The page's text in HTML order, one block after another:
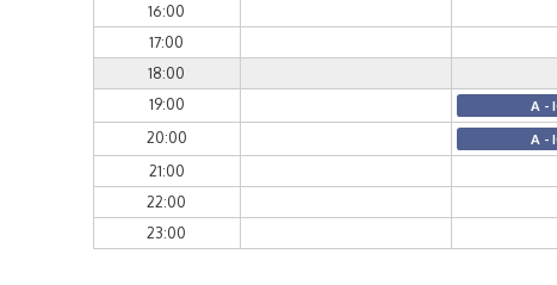
16:00
17:00
18:00
19:00
A -
20:00 A -
21:00
22:00
23:00